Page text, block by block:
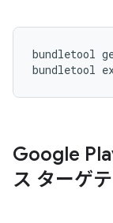
bundletool
Google
ス ターゲ